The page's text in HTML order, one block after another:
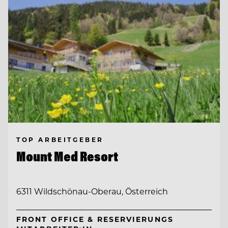
TOP ARBEITGEBER
Mount Med Resort
6311 Wildschönau-Oberau, Österreich
FRONT OFFICE & RESERVIERUNGS